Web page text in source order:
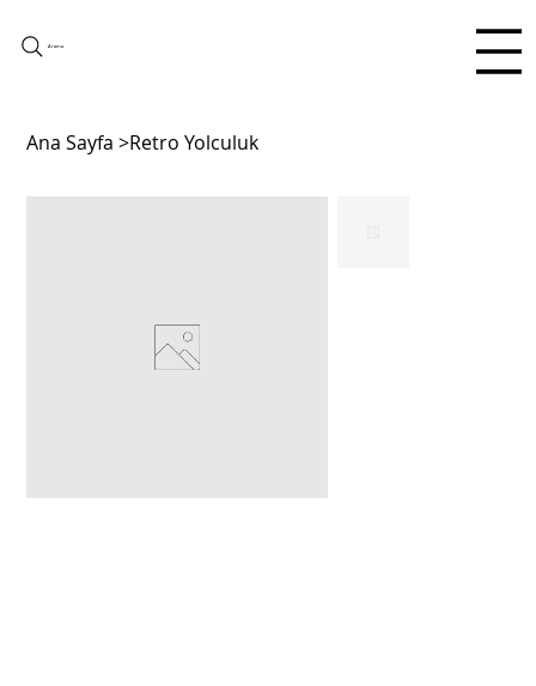
Arama
Ana Sayfa >Retro Yolculuk